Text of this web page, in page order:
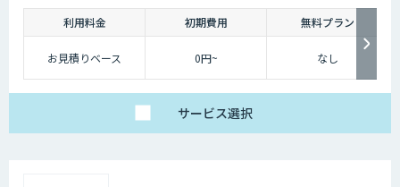
利用料金 初期費用 無料プラン
お見積りベース 0円~ なし
サービス選択